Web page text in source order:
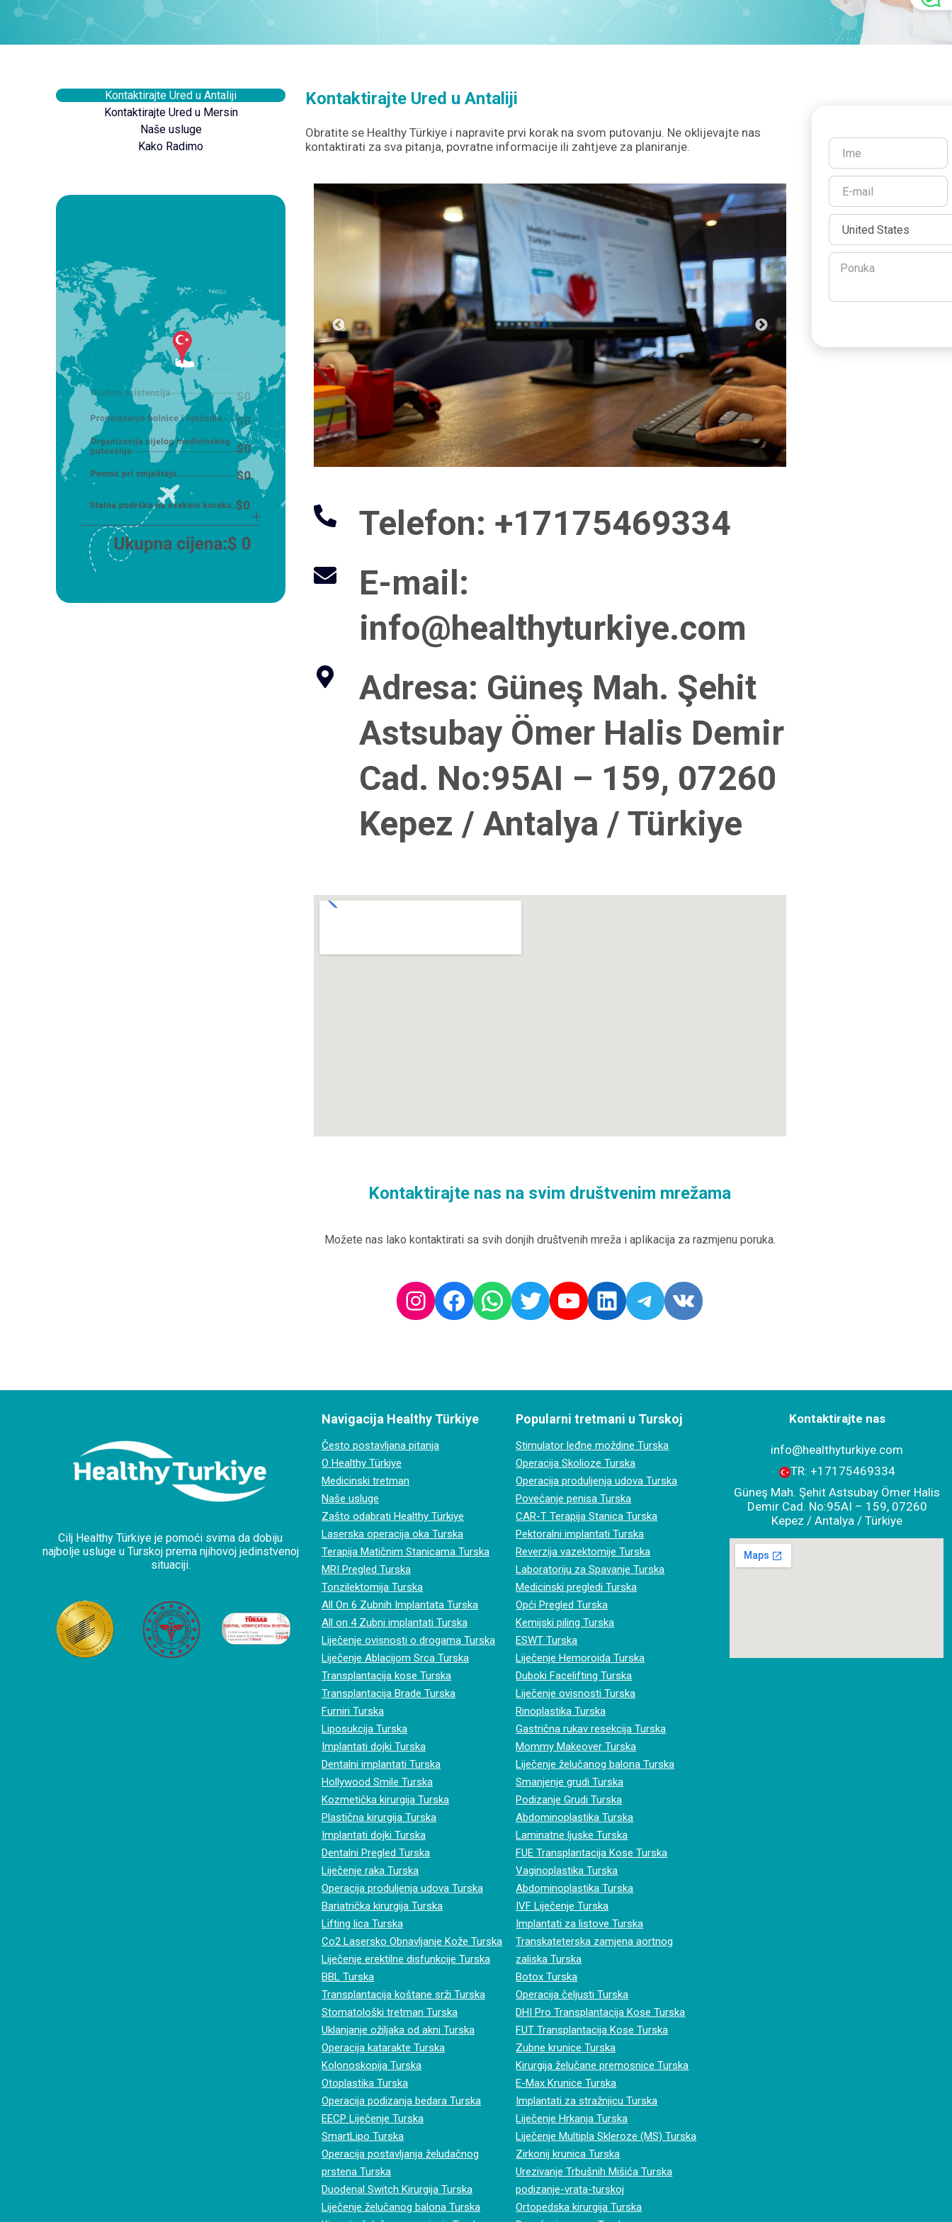
Kontaktirajte Ured u Antaliji
Kontaktirajte Ured u Mersin
Naše usluge
Kako Radimo
Kontaktirajte Ured u Antaliji
Obratite se Healthy Türkiye i napravite prvi korak na svom putovanju. Ne oklijevajte nas
kontaktirati za sva pitanja, povratne informacije ili zahtjeve za planiranje.
Telefon: +‪17175469334‬
E-mail:
info@healthyturkiye.com
Adresa: Güneş Mah. Şehit
Astsubay Ömer Halis Demir
Cad. No:95AI – 159, 07260
Kepez / Antalya / Türkiye
Kontaktirajte nas na svim društvenim mrežama
Možete nas lako kontaktirati sa svih donjih društvenih mreža i aplikacija za razmjenu poruka.
Instagram
Facebook
Whatsapp
TwitterYoutube
Linkedin
Telegram
Vk
Cilj Healthy Türkiye je pomoći svima da dobiju
najbolje usluge u Turskoj prema njihovoj jedinstvenoj
situaciji.
Navigacija Healthy Türkiye
Često postavljana pitanja
O Healthy Türkiye
Medicinski tretman
Naše usluge
Zašto odabrati Healthy Türkiye
Laserska operacija oka Turska
Terapija Matičnim Stanicama Turska
MRI Pregled Turska
Tonzilektomija Turska
All On 6 Zubnih Implantata Turska
All on 4 Zubni implantati Turska
Liječenje ovisnosti o drogama Turska
Liječenje Ablacijom Srca Turska
Transplantacija kose Turska
Transplantacija Brade Turska
Furniri Turska
Liposukcija Turska
Implantati dojki Turska
Dentalni implantati Turska
Hollywood Smile Turska
Kozmetička kirurgija Turska
Plastična kirurgija Turska
Implantati dojki Turska
Dentalni Pregled Turska
Liječenje raka Turska
Operacija produljenja udova Turska
Bariatrička kirurgija Turska
Lifting lica Turska
Co2 Lasersko Obnavljanje Kože Turska
Liječenje erektilne disfunkcije Turska
BBL Turska
Transplantacija koštane srži Turska
Stomatološki tretman Turska
Uklanjanje ožiljaka od akni Turska
Operacija katarakte Turska
Kolonoskopija Turska
Otoplastika Turska
Operacija podizanja bedara Turska
EECP Liječenje Turska
SmartLipo Turska
Operacija postavljanja želudačnog
prstena Turska
Duodenal Switch Kirurgija Turska
Liječenje želučanog balona Turska
Popularni tretmani u Turskoj
Stimulator leđne moždine Turska
Operacija Skolioze Turska
Operacija produljenja udova Turska
Povećanje penisa Turska
CAR-T Terapija Stanica Turska
Pektoralni implantati Turska
Reverzija vazektomije Turska
Laboratoriju za Spavanje Turska
Medicinski pregledi Turska
Opći Pregled Turska
Kemijski piling Turska
ESWT Turska
Liječenje Hemoroida Turska
Duboki Facelifting Turska
Liječenje ovisnosti Turska
Rinoplastika Turska
Gastrična rukav resekcija Turska
Mommy Makeover Turska
Liječenje želučanog balona Turska
Smanjenje grudi Turska
Podizanje Grudi Turska
Abdominoplastika Turska
Laminatne ljuske Turska
FUE Transplantacija Kose Turska
Vaginoplastika Turska
Abdominoplastika Turska
IVF Liječenje Turska
Implantati za listove Turska
Transkateterska zamjena aortnog
zaliska Turska
Botox Turska
Operacija čeljusti Turska
DHI Pro Transplantacija Kose Turska
FUT Transplantacija Kose Turska
Zubne krunice Turska
Kirurgija želučane premosnice Turska
E-Max Krunice Turska
Implantati za stražnjicu Turska
Liječenje Hrkanja Turska
Liječenje Multipla Skleroze (MS) Turska
Zirkonij krunica Turska
Urezivanje Trbušnih Mišića Turska
podizanje-vrata-turskoj
Ortopedska kirurgija Turska
Kontaktirajte nas
info@healthyturkiye.com
TR: +‪17175469334‬
Güneş Mah. Şehit Astsubay Ömer Halis
Demir Cad. No:95AI – 159, 07260
Kepez / Antalya / Türkiye